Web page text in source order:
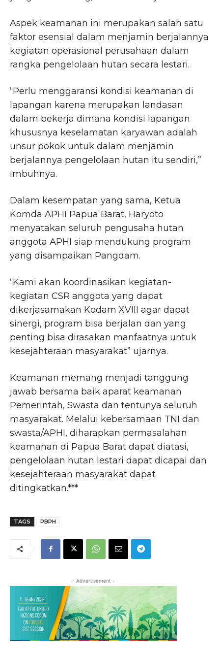
Aspek keamanan ini merupakan salah satu
faktor esensial dalam menjamin berjalannya
kegiatan operasional perusahaan dalam
rangka pengelolaan hutan secara lestari.
“Perlu menggaransi kondisi keamanan di
lapangan karena merupakan landasan
dalam bekerja dimana kondisi lapangan
khususnya keselamatan karyawan adalah
unsur pokok untuk dalam menjamin
berjalannya pengelolaan hutan itu sendiri,”
imbuhnya.
Dalam kesempatan yang sama, Ketua
Komda APHI Papua Barat, Haryoto
menyatakan seluruh pengusaha hutan
anggota APHI siap mendukung program
yang disampaikan Pangdam.
“Kami akan koordinasikan kegiatan-
kegiatan CSR anggota yang dapat
dikerjasamakan Kodam XVIII agar dapat
sinergi, program bisa berjalan dan yang
penting bisa dirasakan manfaatnya untuk
kesejahteraan masyarakat” ujarnya.
Keamanan memang menjadi tanggung
jawab bersama baik aparat keamanan
Pemerintah, Swasta dan tentunya seluruh
masyarakat. Melalui kebersamaan TNI dan
swasta/APHI, diharapkan permasalahan
keamanan di Papua Barat dapat diatasi,
pengelolaan hutan lestari dapat dicapai dan
kesejahteraan masyarakat dapat
ditingkatkan.***
TAGS PBPH
- Advertisement -